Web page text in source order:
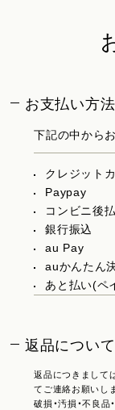
お支払い方
下記の中から
クレジット
Paypay
コンビニ後
銀行振込
au Pay
auかんたん
あと払い(ペ
返品について
返品につきまして
てご連絡お願いしま
破損・汚損・不良